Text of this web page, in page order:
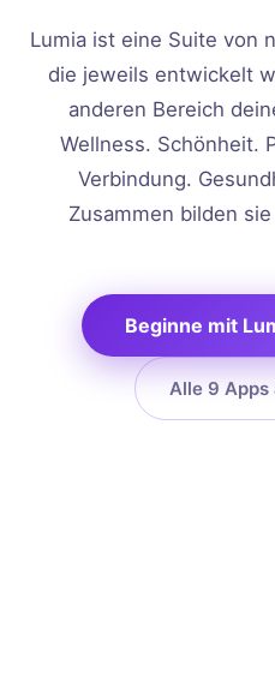
Lumia ist eine Suite von
die jeweils entwickelt
anderen Bereich
Wellness. Schönheit.
Verbindung.
Zusammen bilden
Beginne mit
Alle 9 Apps